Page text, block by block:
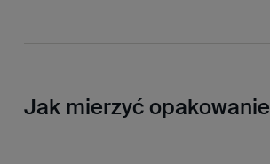
Jak mierzyć opakowanie